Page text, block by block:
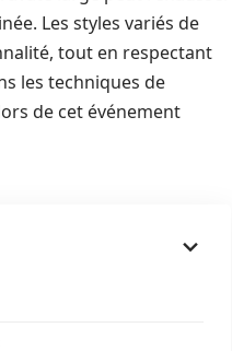
Les styles variés de
tout en respectant
les techniques de
de cet événement